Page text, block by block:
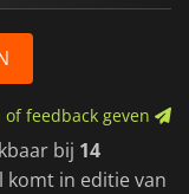
feedback geven
bij 14
komt in editie van